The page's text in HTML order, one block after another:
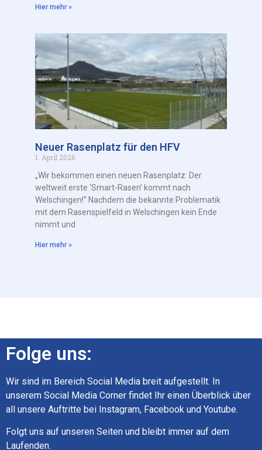
Hier mehr »
Neuer Rasenplatz für den HFV
1. April 2026
„Wir bekommen einen neuen Rasenplatz: Der
weltweit erste ‘Smart-Rasen’ kommt nach
Welschingen!“ Nachdem die bekannte Problematik
mit dem Rasenspielfeld in Welschingen kein Ende
nimmt und
Hier mehr »
Folge uns:
Wir sind im Bereich Social Media breit aufgestellt. In
unserem Social Media Corner findet Ihr einen Überblick über
all unsere Auftritte bei Instagram, Facebook und Youtube.
Folgt uns auf unseren Seiten und bleibt immer auf dem
Laufenden.